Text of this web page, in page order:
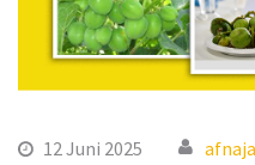
12 Juni 2025